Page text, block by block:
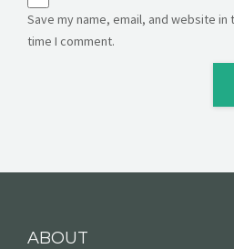
Save my name, email, and website
time I comment.
ABOUT